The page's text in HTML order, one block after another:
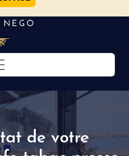
navigation
de votre